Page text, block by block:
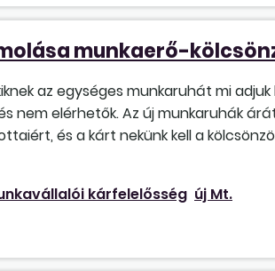
munkaerő-
az egységes munkaruhát mi
nem elérhetők. Az új munkaruhák
és a kárt nekünk kell a
kárfelelősség új Mt.